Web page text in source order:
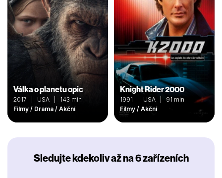
Válka o planetu opic
2017 | USA | 143 min
Filmy / Drama / Akční
Knight Rider 2000
1991 | USA | 91 min
Filmy / Akční
Sledujte kdekoliv až na 6 zařízeních